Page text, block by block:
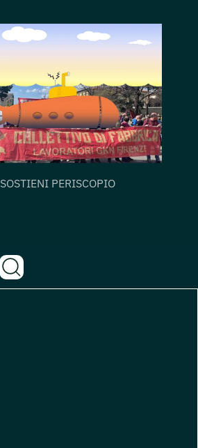
SOSTIENI PERISCOPIO